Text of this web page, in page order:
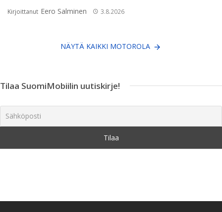
Kirjoittanut Eero Salminen 3.8.2026
NÄYTÄ KAIKKI MOTOROLA
Tilaa SuomiMobiilin uutiskirje!